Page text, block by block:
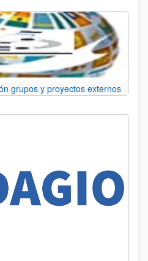
grupos y proyectos externos